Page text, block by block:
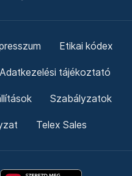
Etikai kódex
Adatkezelési tájékoztató
Szabályzatok
Telex Sales